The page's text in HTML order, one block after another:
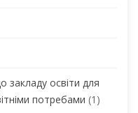
закладу освіти для
потребами (1)